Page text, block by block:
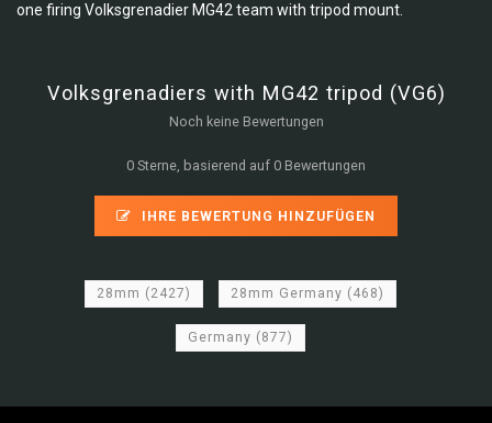
one firing Volksgrenadier MG42 team with tripod mount.
Volksgrenadiers with MG42 tripod (VG6)
Noch keine Bewertungen
0 Sterne, basierend auf 0 Bewertungen
IHRE BEWERTUNG HINZUFÜGEN
28mm (2427) 28mm Germany (468)
Germany (877)